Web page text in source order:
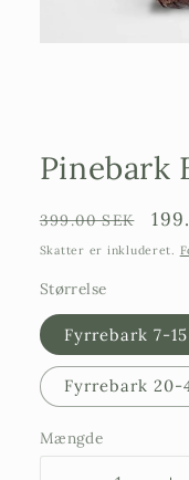
Pinebark
Ordinarie
pris
399.00 SEK
Skatter er inkluderet.
Størrelse
Fyrrebark 7-
Fyrrebark 20-
Mængde